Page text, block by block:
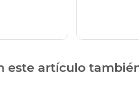
este artículo